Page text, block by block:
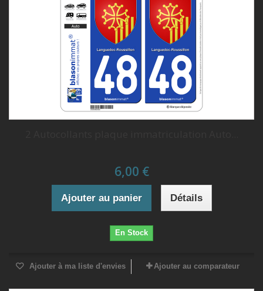
6,00 €
Ajouter au panier Détails
En Stock
Ajouter à ma liste d'envies Ajouter au comparateur